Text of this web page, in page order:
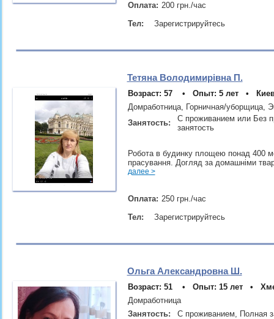
Оплата: 200 грн./час
Тел:
Зарегистрируйтесь
Тетяна Володимирівна П.
Возраст: 57 • Опыт: 5 лет •
Домработница, Горничная/уборщица,
Занятость:
С проживанием или Без
занятость
Робота в будинку площею понад 400
прасування. Догляд за домашніми
далее >
Оплата: 250 грн./час
Тел:
Зарегистрируйтесь
Ольга Александровна Ш.
Возраст: 51 • Опыт: 15 лет •
Домработница
Занятость:
С проживанием, Полная